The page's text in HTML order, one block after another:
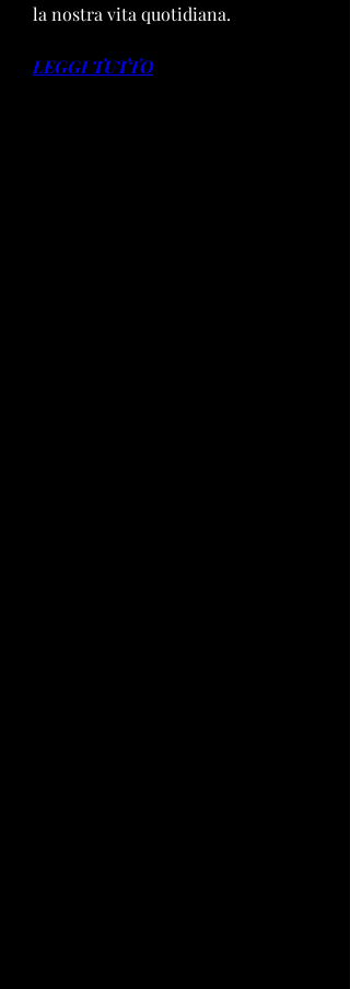
la nostra vita quotidiana.
LEGGI TUTTO